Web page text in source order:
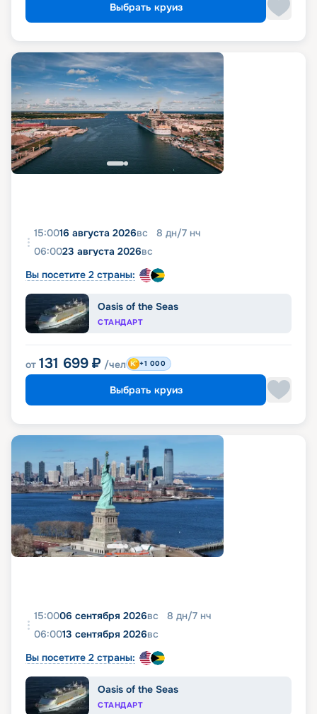
Выбрать круиз
15:0016 августа 2026вс 8 дн/7 нч
06:0023 августа 2026вс
Вы посетите 2 страны:
Oasis of the Seas
СТАНДАРТ
от 131 699 ₽ /чел +1 000
Выбрать круиз
15:0006 сентября 2026вс 8 дн/7 нч
06:0013 сентября 2026вс
Вы посетите 2 страны:
Oasis of the Seas
СТАНДАРТ